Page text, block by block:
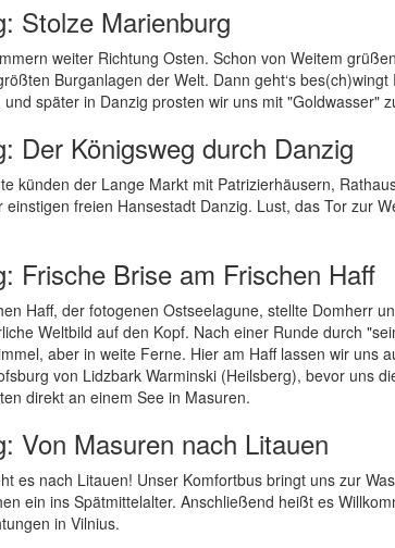
Stolze Marienburg
weiter Richtung Osten. Schon von Weitem
Burganlagen der Welt. Dann geht‘s
und später in Danzig prosten wir uns mit "Goldwasser"
Der Königsweg durch Danzig
künden der Lange Markt mit Patrizierhäusern,
einstigen freien Hansestadt Danzig. Lust, das Tor zur
Frische Brise am Frischen Haff
Haff, der fotogenen Ostseelagune, stellte Domherr
Weltbild auf den Kopf. Nach einer Runde durch
aber in weite Ferne. Hier am Haff lassen wir uns
von Lidzbark Warminski (Heilsberg), bevor uns
direkt an einem See in Masuren.
Von Masuren nach Litauen
es nach Litauen! Unser Komfortbus bringt uns zur
ein ins Spätmittelalter. Anschließend heißt es
in Vilnius.